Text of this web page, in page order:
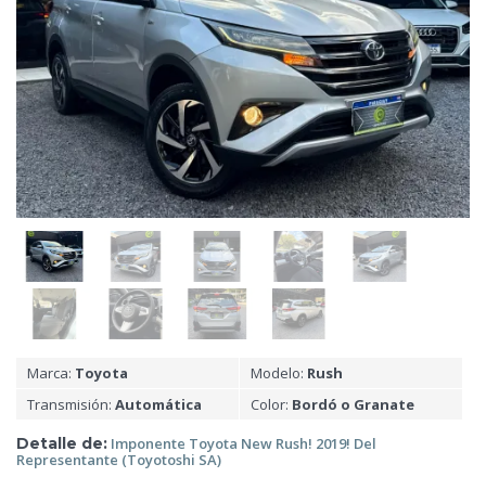
Marca: Toyota Modelo: Rush
Transmisión: Automática Color: Bordó o Granate
Detalle de: Imponente Toyota New Rush! 2019! Del
Representante (Toyotoshi SA)